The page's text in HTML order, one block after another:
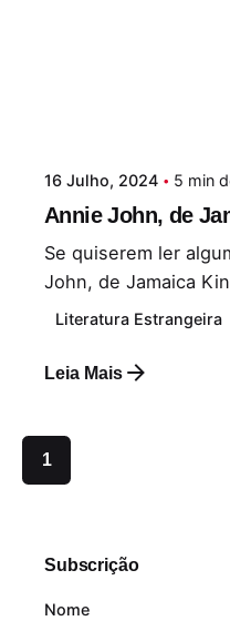
16 Julho, 2024 5 min
Annie John, de
Se quiserem ler
John, de Jamaica
Literatura Estrangeira
Leia Mais
1
Subscrição
Nome